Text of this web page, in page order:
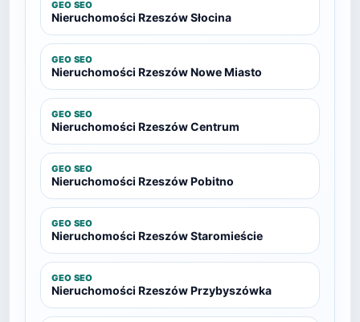
GEO SEO
Nieruchomości Rzeszów Słocina
GEO SEO
Nieruchomości Rzeszów Nowe Miasto
GEO SEO
Nieruchomości Rzeszów Centrum
GEO SEO
Nieruchomości Rzeszów Pobitno
GEO SEO
Nieruchomości Rzeszów Staromieście
GEO SEO
Nieruchomości Rzeszów Przybyszówka